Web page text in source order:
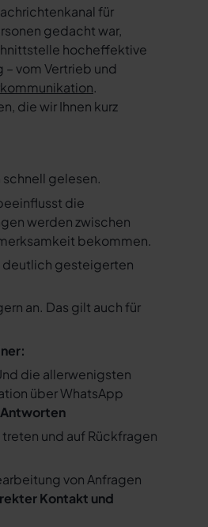
für
gedacht war,
hocheffektive
vom Vertrieb und
.
die wir Ihnen kurz
gelesen.
die
werden zwischen
bekommen.
deutlich gesteigerten
an. Das gilt auch für
die allerwenigsten
über WhatsApp
und auf Rückfragen
von Anfragen
Kontakt und